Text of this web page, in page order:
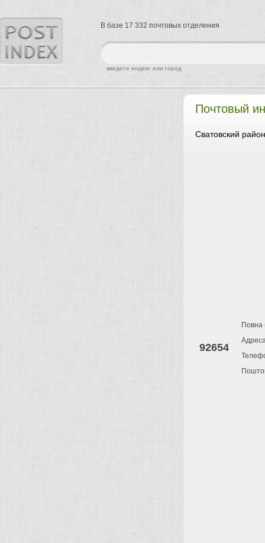
Почтовый
Сватовский
92654
Повна
найти
введите индекс или город
В базе 17 332 почтовых отделения